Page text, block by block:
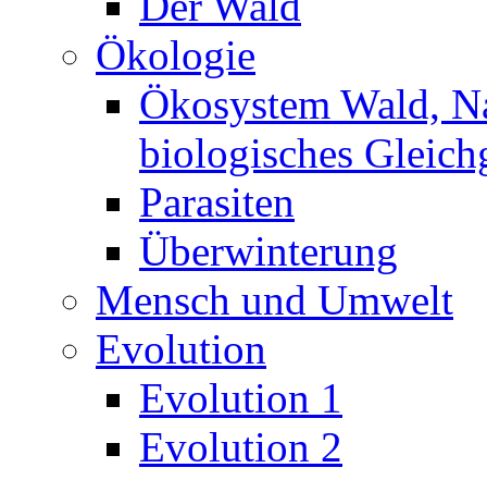
Ökologie
Ökosystem Wald,
biologisches
Parasiten
Überwinterung
Mensch und Umwelt
Evolution
Evolution 1
Evolution 2